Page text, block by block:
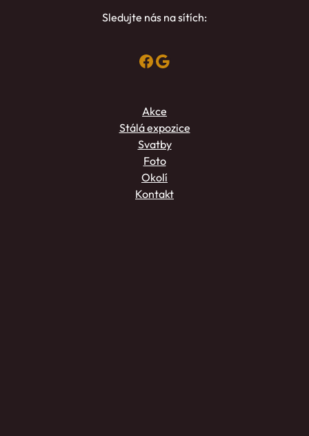
Sledujte nás na sítích:
Facebook Google
Akce
Stálá expozice
Svatby
Foto
Okolí
Kontakt